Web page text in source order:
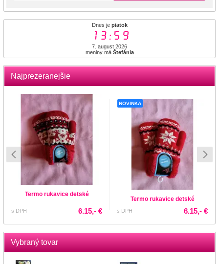
Dnes je piatok
13:59
7. august 2026
meniny má Štefánia
Najprezeranejšie
Termo rukavice detské
s DPH 6.15,- €
NOVINKA
Termo rukavice detské
s DPH 6.15,- €
Vybraný tovar